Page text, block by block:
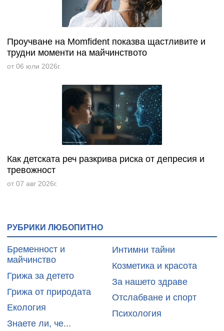
Проучване на Momfident показва щастливите и
трудни моменти на майчинството
от 06 юли 2026г.
Как детската реч разкрива риска от депресия и
тревожност
от 07 авг 2026г.
РУБРИКИ ЛЮБОПИТНО
Бременност и
майчинство
Грижа за детето
Грижа от природата
Екология
Знаете ли, че...
Интимни тайни
Козметика и красота
За нашето здраве
Отслабване и спорт
Психология